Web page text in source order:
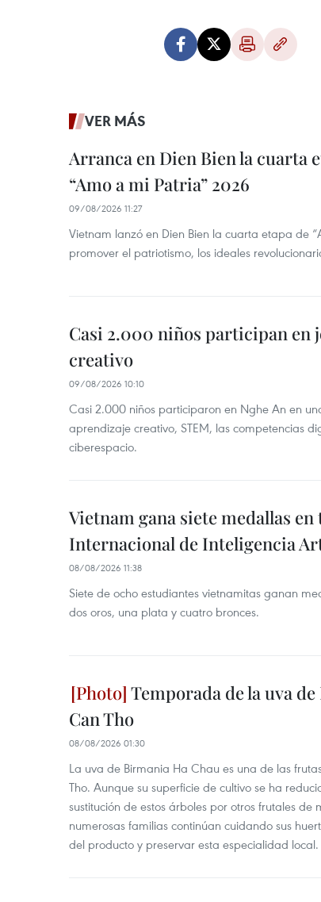
VER MÁS
Arranca en Dien Bien la cuarta
“Amo a mi Patria” 2026
09/08/2026 11:27
Vietnam lanzó en Dien Bien la cuarta etapa de
promover el patriotismo, los ideales
Casi 2.000 niños participan en
creativo
09/08/2026 10:10
Casi 2.000 niños participaron en Nghe An en
aprendizaje creativo, STEM, las competencias
ciberespacio.
Vietnam gana siete medallas
Internacional de Inteligencia
08/08/2026 11:38
Siete de ocho estudiantes vietnamitas ganan
dos oros, una plata y cuatro bronces.
Temporada de la uva
Can Tho
08/08/2026 01:30
La uva de Birmania Ha Chau es una de las
Tho. Aunque su superficie de cultivo se ha
sustitución de estos árboles por otros frutales de
numerosas familias continúan cuidando sus
del producto y preservar esta especialidad local.